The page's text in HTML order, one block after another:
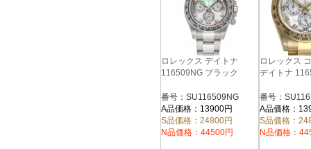
ロレックス デイトナ
116509NG ブラック
番号：SU116509NG
A品価格：13900円
S品価格：24800円
N品価格：44500円
ロレックス
デイトナ
番号：
A品価格：
S品価格：
N品価格：